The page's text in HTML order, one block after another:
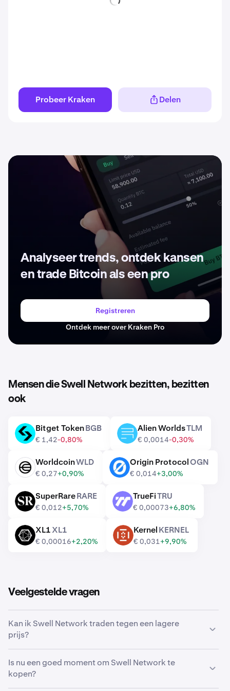
Probeer Kraken Delen
Analyseer trends, ontdek kansen
en trade Bitcoin als een pro
Registreren
Ontdek meer over Kraken Pro
Mensen die Swell Network bezitten, bezitten
ook
BGB Bitget TokenBGB
€ 1,42-0,80%
TLM Alien WorldsTLM
€ 0,0014-0,30%
WLD WorldcoinWLD
€ 0,27+0,90%
OGN Origin ProtocolOGN
€ 0,014+3,00%
RARE SuperRareRARE
€ 0,012+5,70%
TRU TrueFiTRU
€ 0,00073+6,80%
XL1 XL1XL1
€ 0,00016+2,20%
KERNEL KernelKERNEL
€ 0,031+9,90%
Veelgestelde vragen
Kan ik Swell Network traden tegen een lagere
prijs?
automatisch Swell Network te kopen als het een lagere
prijs bereikt.
Is nu een goed moment om Swell Network te
kopen?